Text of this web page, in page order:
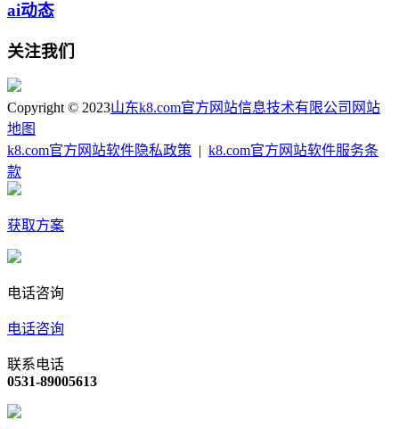
ai动态
关注我们
Copyright © 2023山东k8.com官方网站信息技术有限公司 网站
地图
k8.com官方网站软件隐私政策
k8.com官方网站软件服务条
款
获取方案
电话咨询
电话咨询
联系电话
0531-89005613